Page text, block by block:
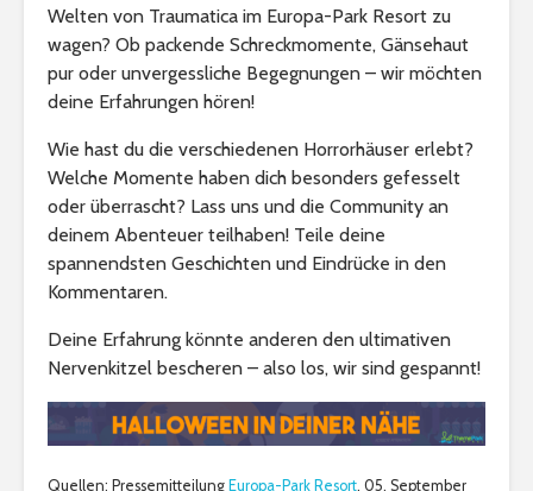
Welten von Traumatica im Europa-Park Resort zu
wagen? Ob packende Schreckmomente, Gänsehaut
pur oder unvergessliche Begegnungen – wir möchten
deine Erfahrungen hören!
Wie hast du die verschiedenen Horrorhäuser erlebt?
Welche Momente haben dich besonders gefesselt
oder überrascht? Lass uns und die Community an
deinem Abenteuer teilhaben! Teile deine
spannendsten Geschichten und Eindrücke in den
Kommentaren.
Deine Erfahrung könnte anderen den ultimativen
Nervenkitzel bescheren – also los, wir sind gespannt!
Quellen: Pressemitteilung Europa-Park Resort, 05. September